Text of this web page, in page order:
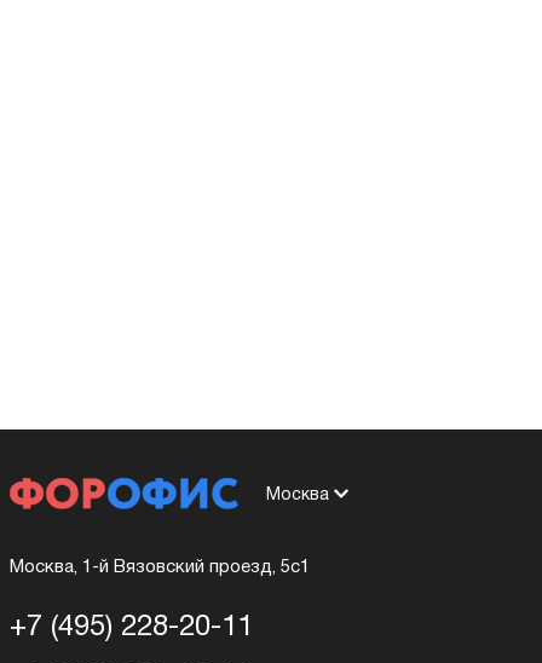
Москва
Москва, 1-й Вязовский проезд, 5с1
+7 (495) 228-20-11